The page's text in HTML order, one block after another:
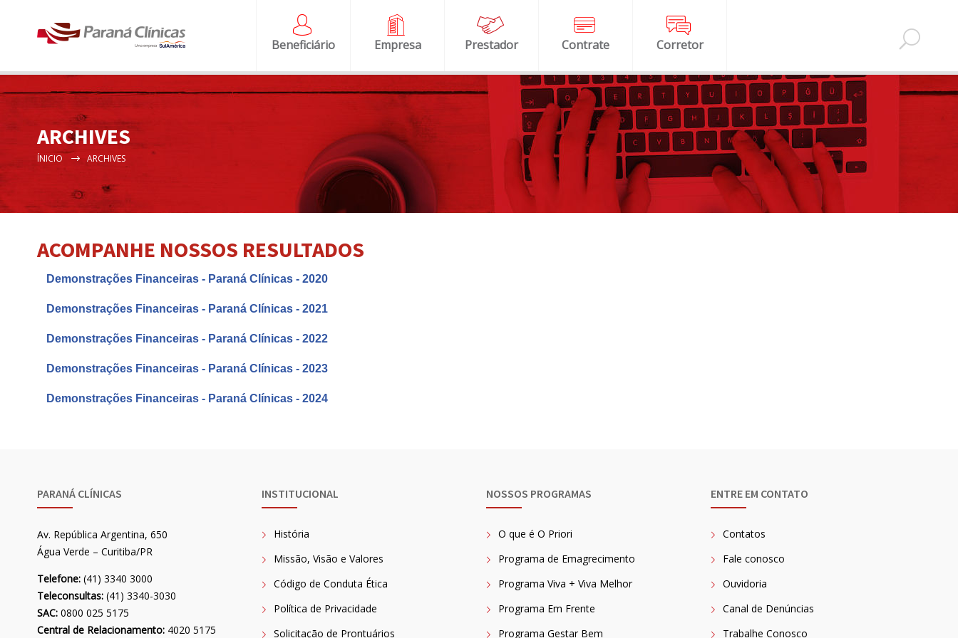
Beneficiário Empresa Prestador Contrate Corretor
ARCHIVES
ÍNICIO ARCHIVES
ACOMPANHE NOSSOS RESULTADOS
Demonstrações Financeiras - Paraná Clínicas - 2020
Demonstrações Financeiras - Paraná Clínicas - 2021
Demonstrações Financeiras - Paraná Clínicas - 2022
Demonstrações Financeiras - Paraná Clínicas - 2023
Demonstrações Financeiras - Paraná Clínicas - 2024
PARANÁ CLÍNICAS
Av. República Argentina, 650
Água Verde – Curitiba/PR
Telefone: (41) 3340 3000
Teleconsultas: (41) 3340-3030
SAC: 0800 025 5175
Central de Relacionamento: 4020 5175
INSTITUCIONAL
História
Missão, Visão e Valores
Código de Conduta Ética
Política de Privacidade
Solicitação de Prontuários
NOSSOS PROGRAMAS
O que é O Priori
Programa de Emagrecimento
Programa Viva + Viva Melhor
Programa Em Frente
Programa Gestar Bem
ENTRE EM CONTATO
Contatos
Fale conosco
Ouvidoria
Canal de Denúncias
Trabalhe Conosco